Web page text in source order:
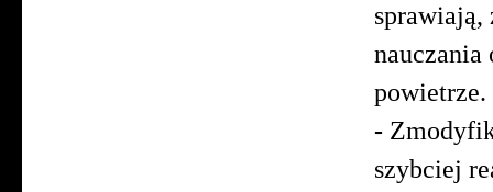
sprawiają,
nauczania
powietrze.
-
szybciej